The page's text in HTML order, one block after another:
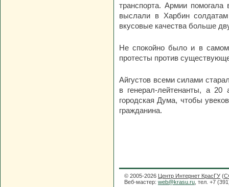
транспорта. Армии помогала
выслали в Харбин солдатам
вкусовые качества больше
Не спокойно было и в самом
протесты против
Айгустов всеми силами
в генерал-лейтенанты, а
городская Дума, чтобы
гражданина.
© 2005-2026 Центр Интернет КрасГУ (
Веб-мастер: web@krasu.ru , тел. +7